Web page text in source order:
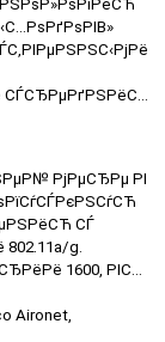
РјРµСЂРµ РІ
СЃ
g.
1600, РІС…
Aironet,